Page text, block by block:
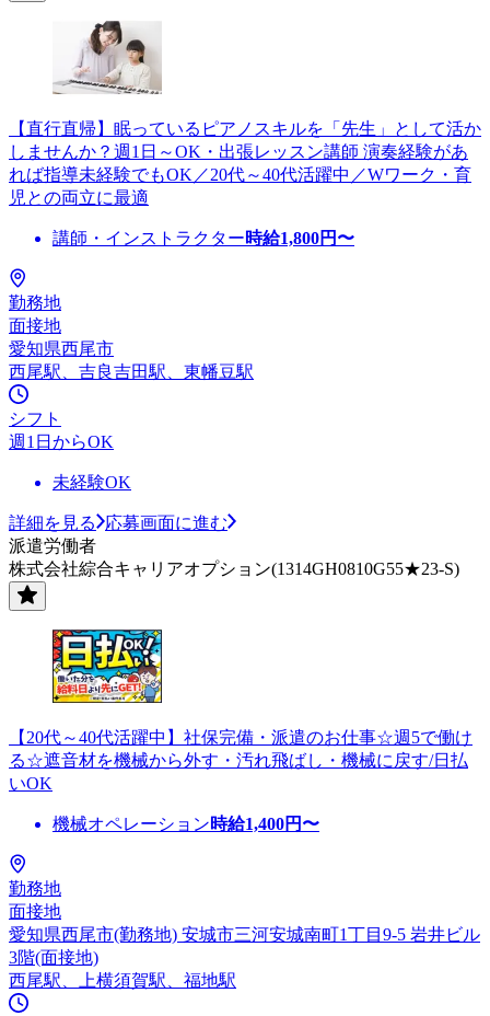
【直行直帰】眠っているピアノスキルを「先生」として活か
しませんか？週1日～OK・出張レッスン講師 演奏経験があ
れば指導未経験でもOK／20代～40代活躍中／Wワーク・育
児との両立に最適
講師・インストラクター時給1,800円〜
勤務地
面接地
愛知県西尾市
西尾駅、吉良吉田駅、東幡豆駅
シフト
週1日からOK
未経験OK
詳細を見る
応募画面に進む
派遣労働者
株式会社綜合キャリアオプション(1314GH0810G55★23-S)
【20代～40代活躍中】社保完備・派遣のお仕事☆週5で働け
る☆遮音材を機械から外す・汚れ飛ばし・機械に戻す/日払
いOK
機械オペレーション時給1,400円〜
勤務地
面接地
愛知県西尾市(勤務地) 安城市三河安城南町1丁目9-5 岩井ビル
3階(面接地)
西尾駅、上横須賀駅、福地駅